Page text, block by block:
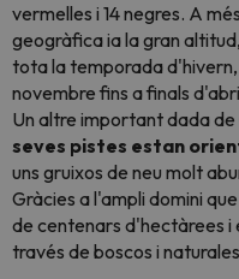
vermelles i 14 negres. A
geogràfica ia la gran
tota la temporada
novembre fins a finals
Un altre important dada de
seves pistes estan
uns gruixos de neu molt
Gràcies a l'ampli domini
de centenars d'hectàrees i
través de boscos i